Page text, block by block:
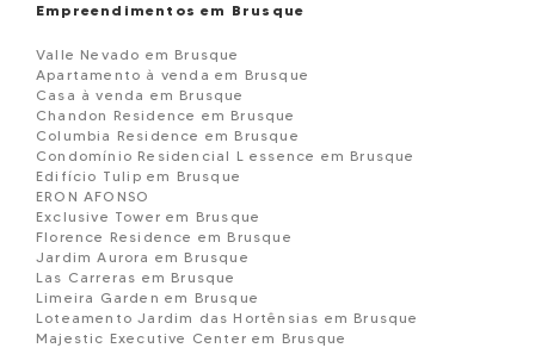
Empreendimentos em Brusque
Valle Nevado em Brusque
Apartamento à venda em Brusque
Casa à venda em Brusque
Chandon Residence em Brusque
Columbia Residence em Brusque
Condomínio Residencial L essence em Brusque
Edifício Tulip em Brusque
ERON AFONSO
Exclusive Tower em Brusque
Florence Residence em Brusque
Jardim Aurora em Brusque
Las Carreras em Brusque
Limeira Garden em Brusque
Loteamento Jardim das Hortênsias em Brusque
Majestic Executive Center em Brusque